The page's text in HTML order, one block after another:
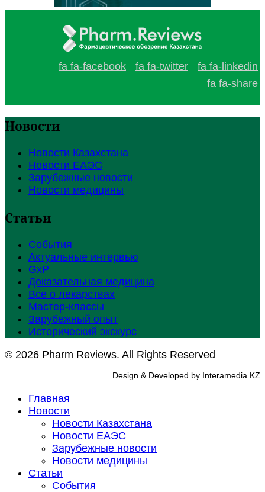
fa fa-facebook fa fa-twitter
fa fa-linkedin
fa fa-share
Новости
Новости Казахстана
Новости ЕАЭС
Зарубежные новости
Новости медицины
Статьи
События
Актуальные интервью
GxP
Доказательная медицина
Все о лекарствах
Мастер-классы
Зарубежный опыт
Исторический экскурс
© 2026 Pharm Reviews. All Rights Reserved
Design & Developed by Interamedia KZ
Главная
Новости
Новости Казахстана
Новости ЕАЭС
Зарубежные новости
Новости медицины
Статьи
События